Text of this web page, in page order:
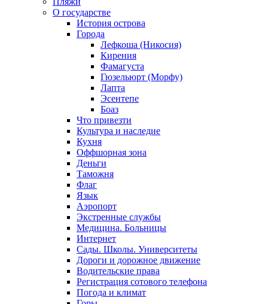
О государстве
История острова
Города
Лефкоша (Никосия)
Кирения
Фамагуста
Гюзельюрт (Морфу)
Лапта
Эсентепе
Боаз
Что привезти
Культура и наследие
Кухня
Оффшорная зона
Деньги
Таможня
Флаг
Язык
Аэропорт
Экстренные службы
Медицина. Больницы
Интернет
Сады. Школы. Университеты
Дороги и дорожное движение
Водительские права
Регистрация сотового телефона
Погода и климат